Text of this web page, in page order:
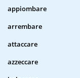
appiombare
arrembare
attaccare
azzeccare